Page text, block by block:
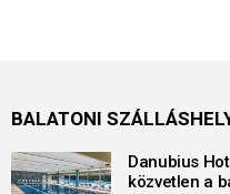
BALATONI
Danubius
közvetlen a